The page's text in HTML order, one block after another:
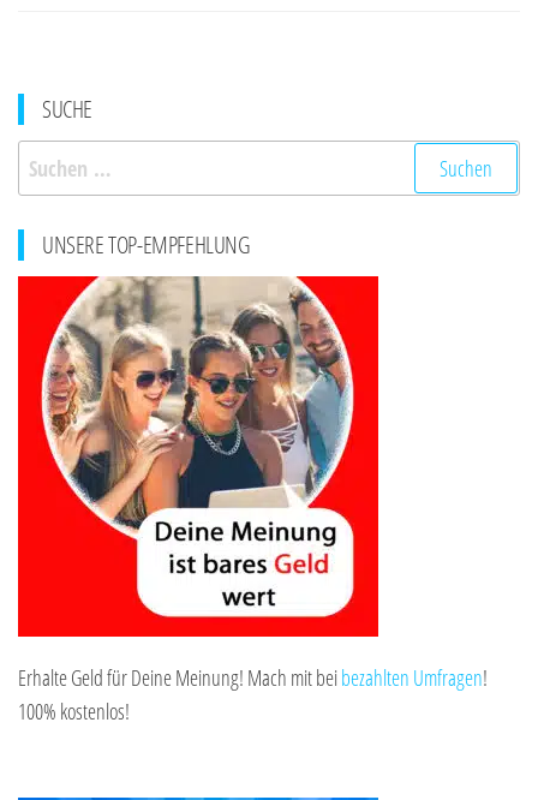
SUCHE
Suchen
nach:
UNSERE TOP-EMPFEHLUNG
Erhalte Geld für Deine Meinung! Mach mit beibezahlten Umfragen!
100% kostenlos!